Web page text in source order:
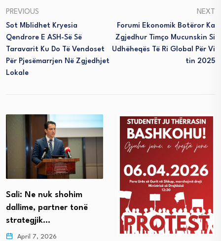
PREVIOUS
Sot Mblidhet Kryesia
Qendrore E ASH-Së Së
Taravarit Ku Do Të Vendoset
Për Pjesëmarrjen Në Zgjedhjet
Lokale
NEXT
Forumi Ekonomik Botëror Ka
Zgjedhur Timço Mucunskin Si
Udhëheqës Të Ri Global Për Vi
Tin 2025
Sali: Ne nuk shohim
dallime, partner tonë
strategjik…
April 7, 2026